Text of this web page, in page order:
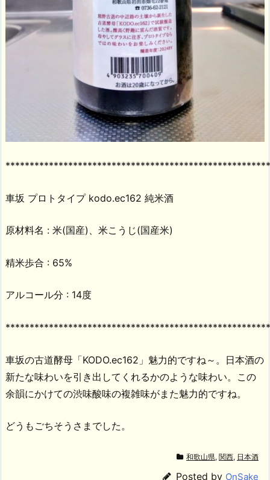
車坂 プロトタイプ kodo.ec162 純米酒
原材料名 : 米(国産)、米こうじ(国産米)
精米歩合 : 65%
アルコール分 : 14度
車坂の古道酵母「KODO.ec162」魅力的ですね～。日本酒の
新たな味わいを引き出してくれるかのような味わい。この
余韻にかけての渋味酸味の複雑味がまた魅力的ですね。
どうもごちそうさまでした。
和歌山県, 関西, 日本酒
Posted by OnSake